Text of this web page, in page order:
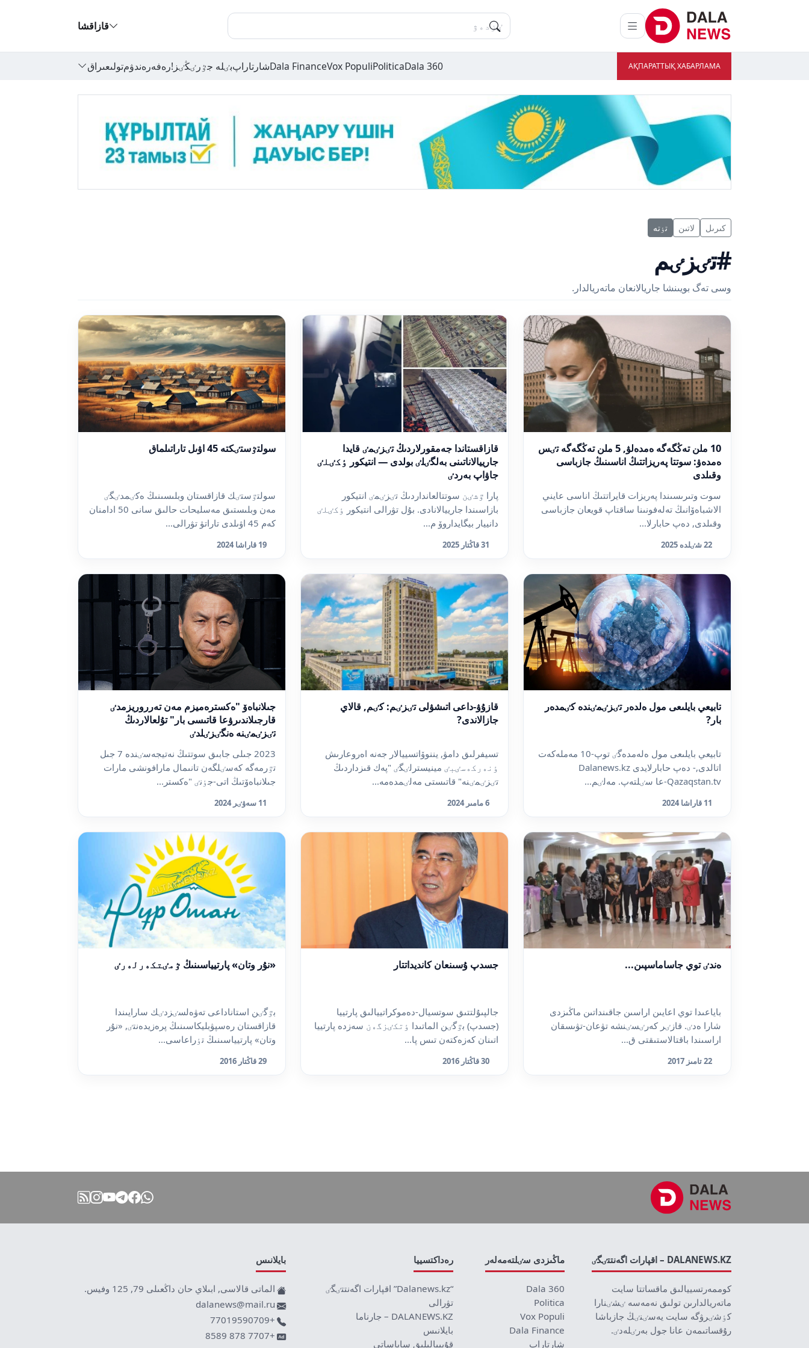
قازاقشا
АҚПАРАТТЫҚ ХАБАРЛАМА
Dala 360
Politica
Vox Populi
Dala Financeشارتاراپبٸلە جٷرٸڭٸز!رەفەرەندۋمتولىعىراق
كىرىل لاتىن تٶتە
#تٸزٸم
وسى تەگ بويىنشا جاريالانعان ماتەريالدار.
10 ملن تەڭگەگە ەمدەلۋ, 5 ملن تەڭگەگە تٸس
ەمدەۋ: سوتتا پەريزاتتىڭ اناسىنىڭ جازباسى
وقىلدى
سوت وتىرىسىندا پەريزات قايراتتىڭ اناسى عايني
الاشباەۆانىڭ تەلەفونىنا ساقتاپ قويعان جازباسى
وقىلدى, دەپ حابارلا...
22 شٸلدە 2025
قازاقستاندا جەمقورلاردىڭ تٸزٸمٸ قايدا
جارييالاناتىنى بەلگٸلٸ بولدى — انتيكور ٶكٸلٸ
جاۋاپ بەردٸ
پارا ٷشٸن سوتتالعانداردىڭ تٸزٸمٸ انتيكور
بازاسىندا جارييالانادى. بۇل تۋرالى انتيكور ٶكٸلٸ
دانييار بيگايداروۆ م...
31 قاڭتار 2025
سولتٷستٸكتە 45 اۋىل تاراتىلماق
سولتٷستٸك قازاقستان وبلىسىنىڭ ەكٸمدٸگٸ
مەن وبلىستىق مەسليحات حالىق سانى 50 ادامنان
كەم 45 اۋىلدى تاراتۋ تۋرالى...
19 قاراشا 2024
تابيعي بايلىعى مول ەلدەر تٸزٸمٸندە كٸمدەر
بار?
تابيعي بايلىعى مول ەلەمدەگٸ توپ-10 مەملەكەت
اتالدى,- دەپ حابارلايدى Dalanews.kz
Qazaqstan.tv-عا سٸلتەپ. مەلٸم...
11 قاراشا 2024
قازۇۋ-داعى اتىشۋلى تٸزٸم: كٸم, قالاي
جازالاندى?
تسيفرلىق دامۋ, يننوۆاتسييالار جەنە اەروعارىش
ٶنەركەسٸبٸ مينيسترلٸگٸ "پەك قىزداردىڭ
تٸزٸمٸنە" قاتىستى مەلٸمدەمە...
6 مامىر 2024
جىلانباەۆ "ەكسترەميزم مەن تەرروريزمدٸ
قارجىلاندىرۋعا قاتىسى بار" تۇلعالاردىڭ
تٸزٸمٸنە ەنگٸزٸلدٸ
2023 جىلى جابىق سوتتىڭ نەتيجەسٸندە 7 جىل
تٷرمەگە كەسٸلگەن تانىمال مارافونشى مارات
جىلانباەۆتىڭ اتى-جٶنٸ "ەكستر...
11 سەۋٸر 2024
ەندٸ توي جاساماسپىن...
باياعىدا توي اعايىن اراسىن جاقىنداتىن ماڭىزدى
شارا ەدٸ. قازٸر كەرٸسٸنشە تۋعان-تۋىسقان
اراسىندا باقتالاستىقتى ق...
22 تامىز 2017
جسدپ ۇسىنعان كانديداتتار
جالپىۇلتتىق سوتسيال-دەموكراتييالىق پارتييا
(جسدپ) بٷگٸن الماتىدا ٶتكٸزگەن سەزدە پارتييا
اتىنان كەزەكتەن تىس پا...
30 قاڭتار 2016
«نۇر وتان» پارتيياسىنىڭ ٷمٸتكەرلەرٸ
بٷگٸن استاناداعى تەۋەلسٸزدٸك سارايىندا
قازاقستان رەسپۋبليكاسىنىڭ پرەزيدەنتٸ, «نۇر
وتان» پارتيياسىنىڭ تٶراعاسى...
29 قاڭتار 2016
DALANEWS.KZ – اقپارات اگەنتتٸگٸ
كوممەرتسييالىق ماقساتتا سايت
ماتەريالدارىن تولىق نەمەسە ٸشٸنارا
كٶشٸرۋگە سايت يەسٸنٸڭ جازباشا
رۇقساتىمەن عانا جول بەرٸلەدٸ.
ماڭىزدى سٸلتەمەلەر
Dala 360
Politica
Vox Populi
Dala Finance
شارتاراپ
رەداكتسييا
“Dalanews.kz” اقپارات اگەنتتٸگٸ
تۋرالى
DALANEWS.KZ – جارناما
بايلانىس
قۇپييالىلىق ساياساتى
بايلانىس
الماتى قالاسى, ابىلاي حان داڭعىلى 79, 125 وفيس.
dalanews@mail.ru
+77019590709
+7707 878 8589